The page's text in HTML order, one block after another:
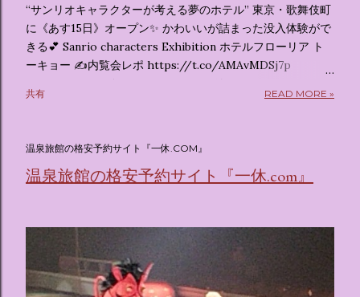
“サンリオキャラクターが考える夢のホテル” 東京・歌舞伎町
に《あす15日》オープン✨️ かわいいが詰まった没入体験がで
きる💕 Sanrio characters Exhibition ホテルフローリア ト
ーキョー ✍️内覧会レポ https://t.co/AMAvMDSj7p
pic.twitter.com/sKx7uXeXHW — オリコンニュース
(@oricon) July 14, 2026 ホテルフローリア トーキョー
はなく、2026年7月15日から東京・新宿でスタートする サン
リオキャラクターズの体験型・没入型展示イベント の名称で
陸となります。 まるで本当にラグジュアリーホテルにチェッ
クインしてルームツアーを楽しむような、特別な空間が演出
されています。その魅力をいくつかのかたまりに分けてご紹
介します。 🔑 1. コンセプトは「サンリオキャラが考える夢
共有 READ MORE »
温泉旅館の格安予約サイト『一休.COM』
温泉旅館の格安予約サイト『一休.com』